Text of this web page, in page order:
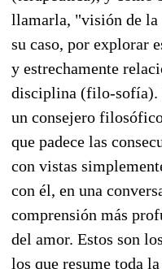
llamarla, "visión de la
su caso, por explorar
y estrechamente
disciplina (filo-sofía).
un consejero
que padece las
con vistas
con él, en una
comprensión más
del amor. Estos son
los que resume toda